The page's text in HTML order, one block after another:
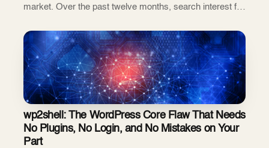
market. Over the past twelve months, search interest for
around 20 monthly searches to more than 110. Tha...
wp2shell: The WordPress Core Flaw That Needs
No Plugins, No Login, and No Mistakes on Your
Part